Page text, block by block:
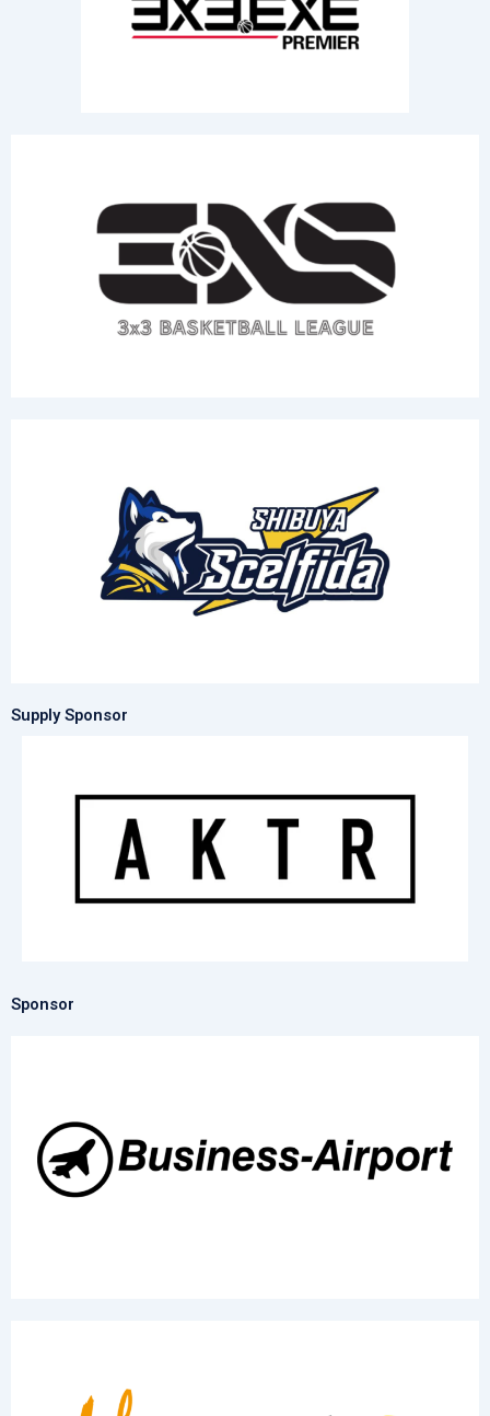
Supply Sponsor
Sponsor